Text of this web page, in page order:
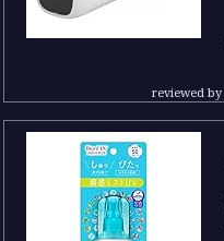
reviewed by